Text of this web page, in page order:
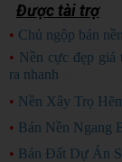
Được tài trợ
• Chủ ngộp bán
• Nền cực đẹp
ra nhanh
• Nền Xây Trọ
• Bán Nền Ngang
• Bán Đất Dự Án